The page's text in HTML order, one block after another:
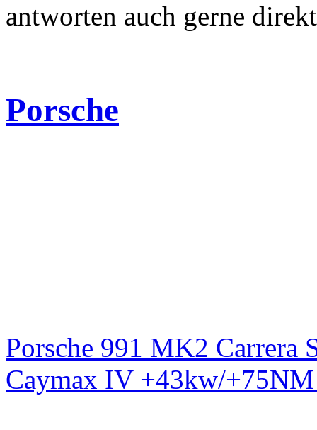
antworten auch gerne
Porsche
Porsche 991 MK2 Carrera
Caymax IV +43kw/